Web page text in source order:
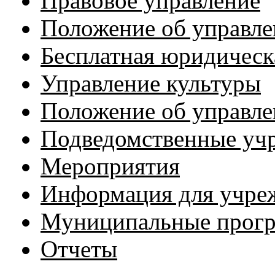
Положение об
Бесплатная
Управление культуры
Положение об
Подведомственные
Мероприятия
Информация для
Муниципальные
Отчеты